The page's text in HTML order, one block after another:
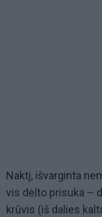
Naktį, išvarginta
vis dėlto prisuka –
krūvis (iš dalies